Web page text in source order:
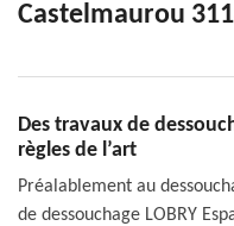
Castelmaurou
Des travaux de
règles de l’art
Préalablement au
de dessouchage LOBRY